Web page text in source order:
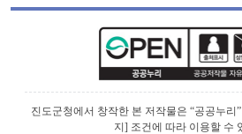
진도군청에서 창작한 본 저작물은 “공공누리
지] 조건에 따라 이용할 수